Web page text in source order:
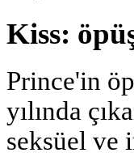
Kiss:
Prince'in
yılında
seksüel ve